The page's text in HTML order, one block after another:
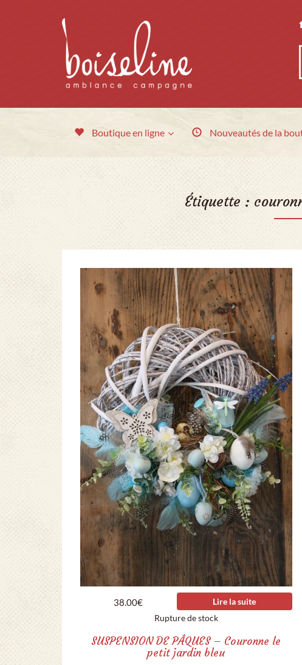
Boutique en ligne Nouveautésde la
Étiquette :
38.00€
Lire la suite
Rupture de stock
SUSPENSION DE PÂQUES – Couronne le
petit jardin bleu